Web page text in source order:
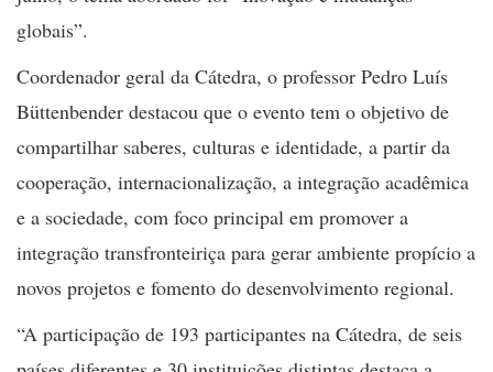
globais”.
Coordenador geral da Cátedra, o professor Pedro Luís
Büttenbender destacou que o evento tem o objetivo de
compartilhar saberes, culturas e identidade, a partir da
cooperação, internacionalização, a integração acadêmica
e a sociedade, com foco principal em promover a
integração transfronteiriça para gerar ambiente propício a
novos projetos e fomento do desenvolvimento regional.
“A participação de 193 participantes na Cátedra, de seis